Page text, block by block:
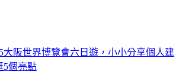
大阪世界博覽會六日遊，小小分享個人建
5個亮點